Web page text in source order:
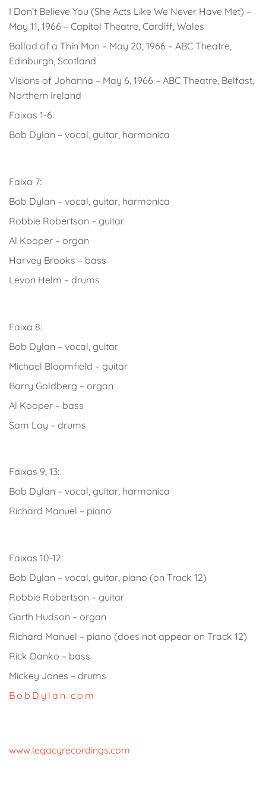
I Don’t Believe You (She Acts Like We Never Have Met) –
May 11, 1966 – Capitol Theatre, Cardiff, Wales
Ballad of a Thin Man – May 20, 1966 – ABC Theatre,
Edinburgh, Scotland
Visions of Johanna – May 6, 1966 – ABC Theatre, Belfast,
Northern Ireland
Faixas 1-6:
Bob Dylan – vocal, guitar, harmonica
Faixa 7:
Bob Dylan – vocal, guitar, harmonica
Robbie Robertson – guitar
Al Kooper – organ
Harvey Brooks – bass
Levon Helm – drums
Faixa 8:
Bob Dylan – vocal, guitar
Michael Bloomfield – guitar
Barry Goldberg – organ
Al Kooper – bass
Sam Lay – drums
Faixas 9, 13:
Bob Dylan – vocal, guitar, harmonica
Richard Manuel – piano
Faixas 10-12:
Bob Dylan – vocal, guitar, piano (on Track 12)
Robbie Robertson – guitar
Garth Hudson – organ
Richard Manuel – piano (does not appear on Track 12)
Rick Danko – bass
Mickey Jones – drums
BobDylan.com
www.legacyrecordings.com